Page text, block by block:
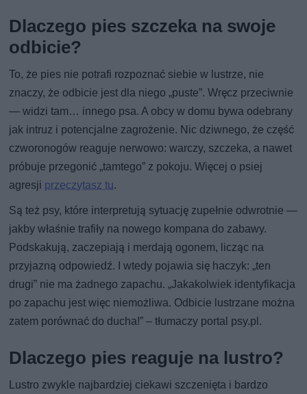
Dlaczego pies szczeka na swoje
odbicie?
To, że pies nie potrafi rozpoznać siebie w lustrze, nie
znaczy, że odbicie jest dla niego „puste”. Wręcz przeciwnie
— widzi tam… innego psa. A obcy w domu bywa odebrany
jak intruz i potencjalne zagrożenie. Nic dziwnego, że część
czworonogów reaguje nerwowo: warczy, szczeka, a nawet
próbuje przegonić „tamtego” z pokoju. Więcej o psiej
agresji przeczytasz tu.
Są też psy, które interpretują sytuację zupełnie odwrotnie —
jakby właśnie trafiły na nowego kompana do zabawy.
Podskakują, zaczepiają i merdają ogonem, licząc na
przyjazną odpowiedź. I wtedy pojawia się haczyk: „ten
drugi” nie ma żadnego zapachu. „Jakakolwiek identyfikacja
po zapachu jest więc niemożliwa. Odbicie lustrzane można
zatem porównać do ducha!” – tłumaczy portal psy.pl.
Dlaczego pies reaguje na lustro?
Lustro zwykle najbardziej ciekawi szczenięta i bardzo